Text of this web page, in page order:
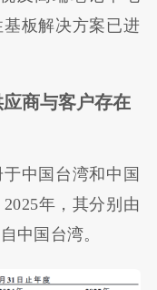
板解决方案已进
商与客户存在
中国台湾和中国
年，其分别由
中国台湾。